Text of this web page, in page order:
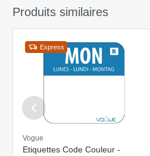
Produits similaires
Express
Vogue
Etiquettes Code Couleur -